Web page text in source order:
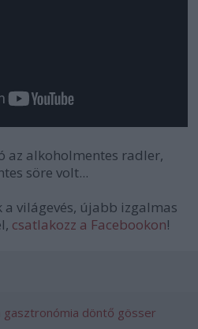
az alkoholmentes radler,
söre volt...
világevés, újabb izgalmas
csatlakozz a Facebookon!
gasztronómia döntő gösser